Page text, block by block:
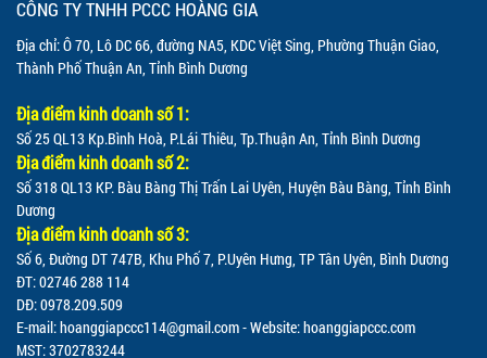
CÔNG TY TNHH PCCC HOÀNG GIA
Địa chỉ: Ô 70, Lô DC 66, đường NA5, KDC Việt Sing, Phường Thuận Giao,
Thành Phố Thuận An, Tỉnh Bình Dương
Địa điểm kinh doanh số 1:
Số 25 QL13 Kp.Bình Hoà, P.Lái Thiêu, Tp.Thuận An, Tỉnh Bình Dương
Địa điểm kinh doanh số 2:
Số 318 QL13 KP. Bàu Bàng Thị Trấn Lai Uyên, Huyện Bàu Bàng, Tỉnh Bình
Dương
Địa điểm kinh doanh số 3:
Số 6, Đường DT 747B, Khu Phố 7, P.Uyên Hưng, TP Tân Uyên, Bình Dương
ĐT: 02746 288 114
DĐ: 0978.209.509
E-mail:hoanggiapccc114@gmail.com- Website: hoanggiapccc.com
MST: 3702783244